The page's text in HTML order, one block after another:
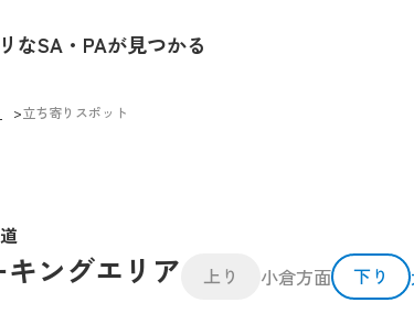
なSA・PAが見つかる
立ち寄りスポット
ングエリア 上り 小倉方面 下り